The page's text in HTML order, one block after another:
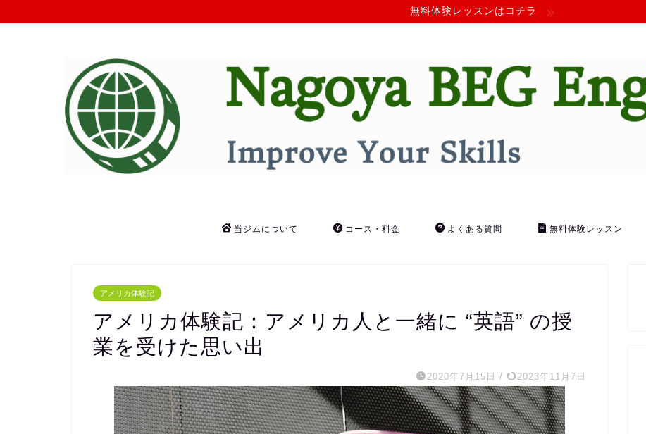
無料体験レッスンはコチラ
当ジムについて コース・料金 よくある質問 無料体験レッスン
アメリカ体験記
アメリカ体験記：アメリカ人と一緒に “英語” の授
業を受けた思い出
2020年7月15日 / 2023年11月7日
m s
1 か月 前